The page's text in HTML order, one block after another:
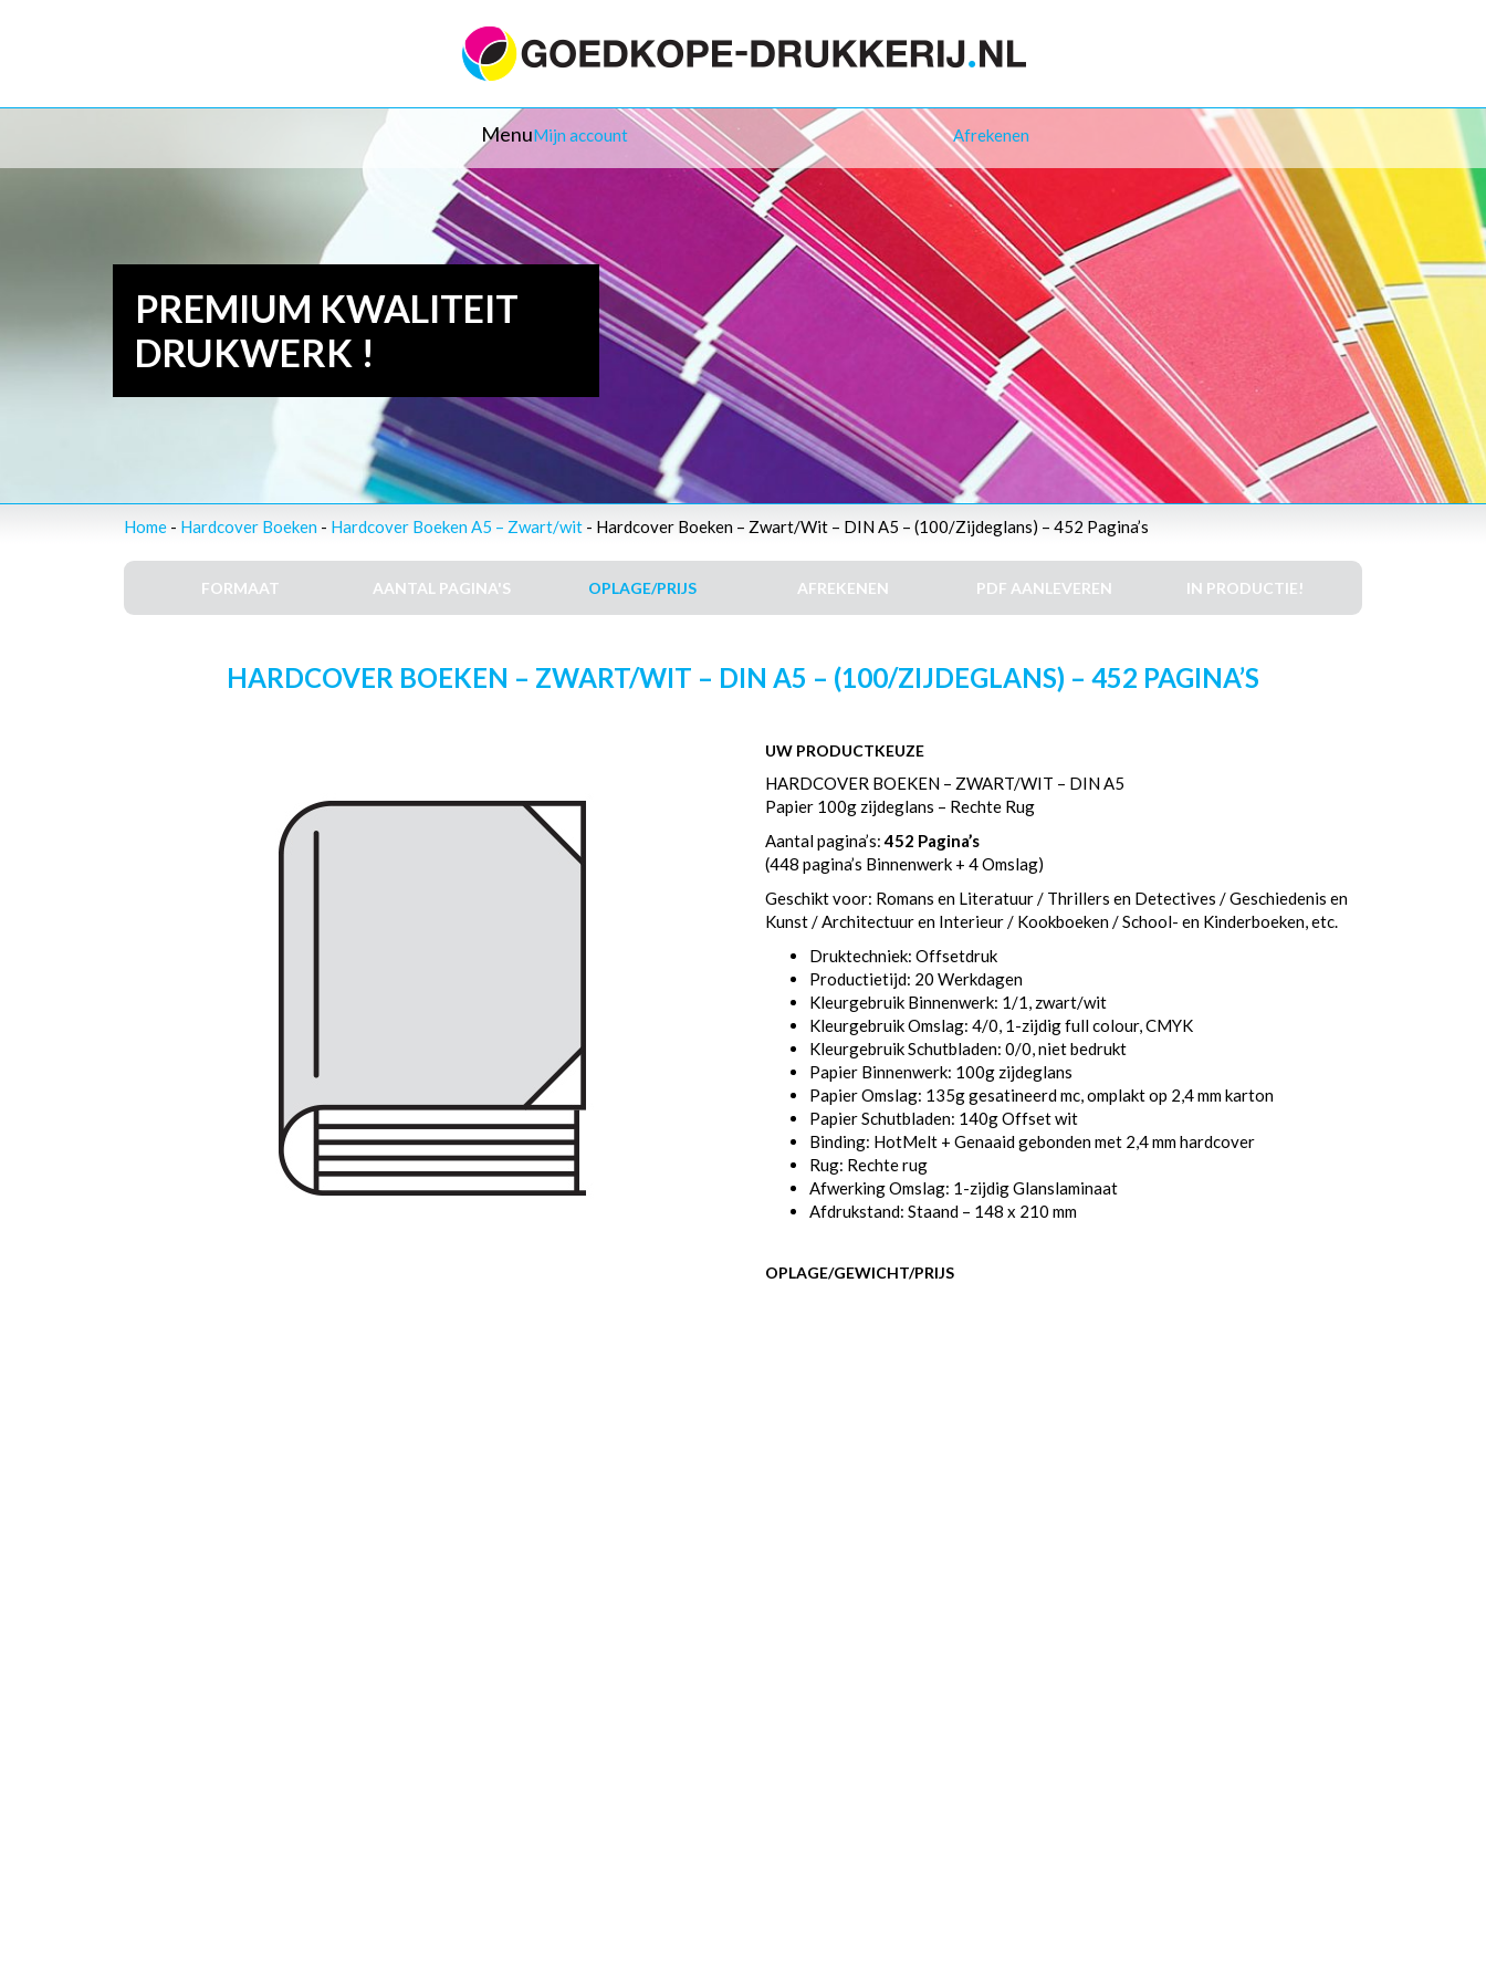
MenuMijn account Afrekenen
PREMIUM KWALITEIT
DRUKWERK !
Home - Hardcover Boeken - Hardcover Boeken A5 – Zwart/wit - Hardcover Boeken – Zwart/Wit – DIN A5 – (100/Zijdeglans) – 452 Pagina’s
FORMAAT AANTAL PAGINA'S OPLAGE/PRIJS AFREKENEN PDF AANLEVEREN IN PRODUCTIE!
HARDCOVER BOEKEN – ZWART/WIT – DIN A5 – (100/ZIJDEGLANS) – 452 PAGINA’S
UW PRODUCTKEUZE
HARDCOVER BOEKEN – ZWART/WIT – DIN A5
Papier 100g zijdeglans – Rechte Rug
Aantal pagina’s:452 Pagina’s
(448 pagina’s Binnenwerk + 4 Omslag)
Geschikt voor: Romans en Literatuur / Thrillers en Detectives / Geschiedenis en
Kunst / Architectuur en Interieur / Kookboeken / School- en Kinderboeken, etc.
Druktechniek: Offsetdruk
Productietijd: 20 Werkdagen
Kleurgebruik Binnenwerk: 1/1, zwart/wit
Kleurgebruik Omslag: 4/0, 1-zijdig full colour, CMYK
Kleurgebruik Schutbladen: 0/0, niet bedrukt
Papier Binnenwerk: 100g zijdeglans
Papier Omslag: 135g gesatineerd mc, omplakt op 2,4 mm karton
Papier Schutbladen: 140g Offset wit
Binding: HotMelt + Genaaid gebonden met 2,4 mm hardcover
Rug: Rechte rug
Afwerking Omslag: 1-zijdig Glanslaminaat
Afdrukstand: Staand – 148 x 210 mm
OPLAGE/GEWICHT/PRIJS